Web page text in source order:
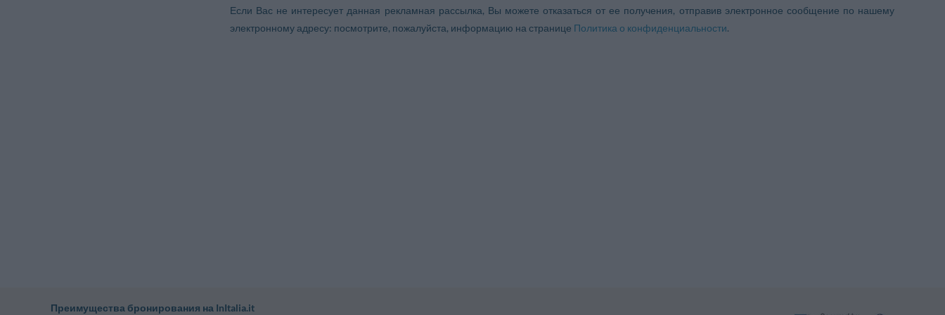
Если Вас не интересует данная рекламная рассылка, Вы можете отказаться от ее получения, отправив электронное сообщение по нашему
электронному адресу: посмотрите, пожалуйста, информацию на странице Политика о конфиденциальности.
Преимущества бронирования на InItalia.it